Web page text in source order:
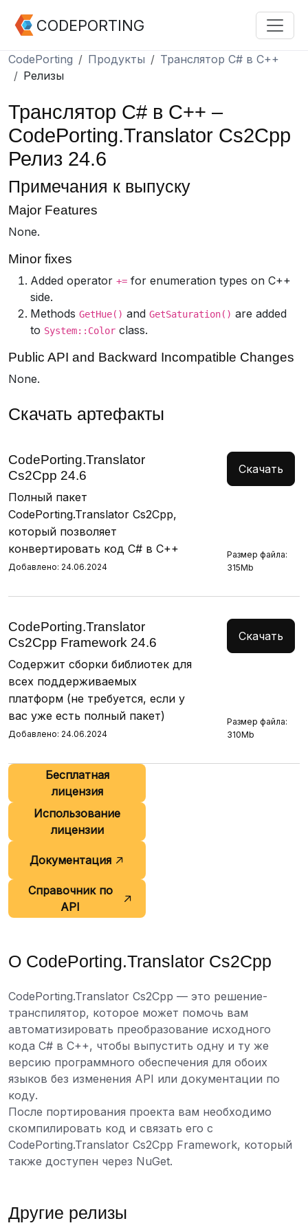
CODEPORTING
CodePorting Продукты
Транслятор C# в C++
Релизы
Транслятор C# в C++ –
CodePorting.Translator Cs2Cpp
Релиз 24.6
Примечания к выпуску
Major Features
None.
Minor fixes
Added operator += for enumeration types on C++
side.
Methods GetHue() and GetSaturation() are added
to System::Color class.
Public API and Backward Incompatible Changes
None.
Скачать артефакты
CodePorting.Translator
Cs2Cpp 24.6
Полный пакет
CodePorting.Translator Cs2Cpp,
который позволяет
конвертировать код C# в C++
Добавлено: 24.06.2024
Скачать
Размер файла:
315Mb
CodePorting.Translator
Cs2Cpp Framework 24.6
Содержит сборки библиотек для
всех поддерживаемых
платформ (не требуется, если у
вас уже есть полный пакет)
Добавлено: 24.06.2024
Скачать
Размер файла:
310Mb
Бесплатная
лицензия
Использование
лицензии
Документация
Справочник по
API
О CodePorting.Translator Cs2Cpp
CodePorting.Translator Cs2Cpp — это решение-
транспилятор, которое может помочь вам
автоматизировать преобразование исходного
кода C# в C++, чтобы выпустить одну и ту же
версию программного обеспечения для обоих
языков без изменения API или документации по
коду.
После портирования проекта вам необходимо
скомпилировать код и связать его с
CodePorting.Translator Cs2Cpp Framework, который
также доступен через NuGet.
Другие релизы